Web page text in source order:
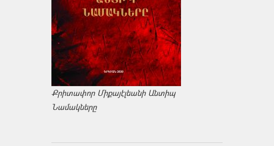
Քրիտափոր Միքայէլեանի Անտիպ
Նամակները